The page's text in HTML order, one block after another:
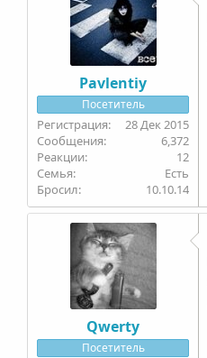
Pavlentiy
Посетитель
28 Дек 2015
6,372
12
Семья
Есть
Бросил
10.10.14
Qwerty
Посетитель